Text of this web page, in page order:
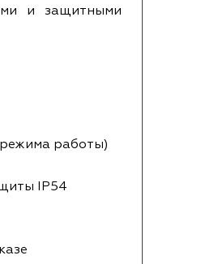
и защитными
работы)
IP54